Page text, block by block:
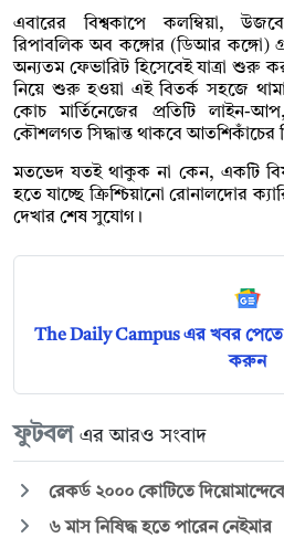
এবারের বিশ্বকাপে কলম্বিয়া,
রিপাবলিক অব কঙ্গোর (ডিআর কঙ্গো)
অন্যতম ফেভারিট হিসেবেই যাত্রা শুরু
নিয়ে শুরু হওয়া এই বিতর্ক সহজে
কোচ মার্তিনেজের প্রতিটি লাইন-
কৌশলগত সিদ্ধান্ত থাকবে আতশিকাঁচের
মতভেদ যতই থাকুক না কেন, একটি
হতে যাচ্ছে ক্রিশ্চিয়ানো রোনালদোর
দেখার শেষ সুযোগ।
The Daily Campus এর খবর
করুন
ফুটবল এর আরও সংবাদ
রেকর্ড ২০০০ কোটিতে
৬ মাস নিষিদ্ধ হতে পারেন নেইমার